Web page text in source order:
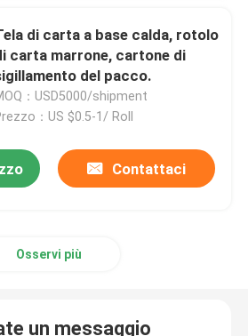
di carta a base calda, rotolo
carta marrone, cartone di
del pacco.
：USD5000/shipment
：US $0.5-1/ Roll
Contattaci
Osservi più
un messaggio